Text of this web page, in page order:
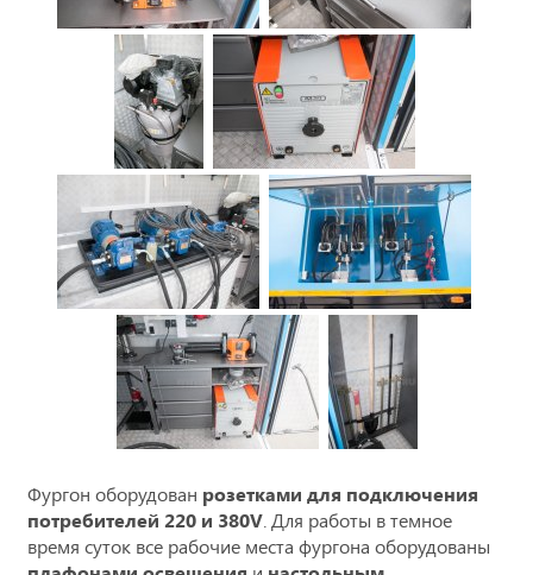
Фургон оборудован розетками для подключения
потребителей 220 и 380V . Для работы в темное
время суток все рабочие места фургона оборудованы